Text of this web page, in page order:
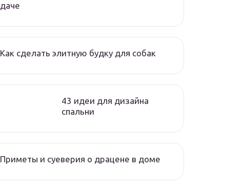
даче
Как сделать элитную будку для собак
43 идеи для дизайна
спальни
Приметы и суеверия о драцене в доме